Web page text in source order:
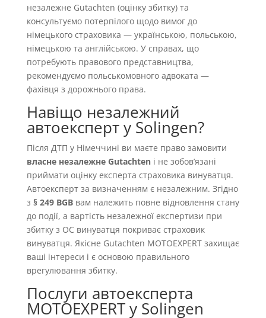
незалежне Gutachten (оцінку збитку) та
консультуємо потерпілого щодо вимог до
німецького страховика — українською, польською,
німецькою та англійською. У справах, що
потребують правового представництва,
рекомендуємо польськомовного адвоката —
фахівця з дорожнього права.
Навіщо незалежний
автоексперт у Solingen?
Після ДТП у Німеччині ви маєте право замовити
власне незалежне Gutachtenі не зобовʼязані
приймати оцінку експерта страховика винуватця.
Автоексперт за визначенням є незалежним. Згідно
з § 249 BGBвам належить повне відновлення стану
до події, а вартість незалежної експертизи при
збитку з OC винуватця покриває страховик
винуватця. Якісне Gutachten MOTOEXPERT захищає
ваші інтереси і є основою правильного
врегулювання збитку.
Послуги автоексперта
MOTOEXPERT у Solingen